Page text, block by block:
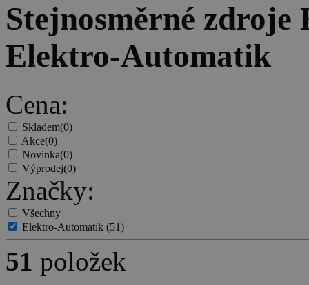
Stejnosměrné
Elektro-Automatik
Cena:
Skladem(0)
Akce(0)
Novinka(0)
Výprodej(0)
Značky:
Všechny
Elektro-Automatik (51)
51 položek